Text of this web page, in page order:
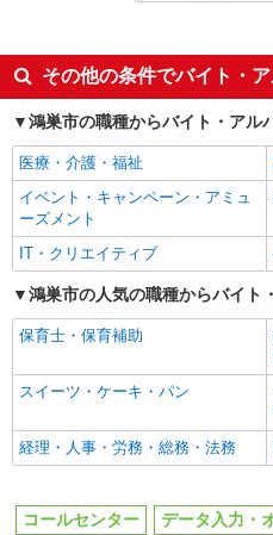
同じ特徴から鴻巣駅の求人を探
履歴書不要
経験者・有資格者歓迎
女性活躍中
フリーター歓迎
ブランクOK
エルダー（50代～）活躍中
フルタイム歓迎
夜
ネイルOK
社
その他の条件でバイト・
鴻巣市の職種からバイト・アル
医療・介護・福祉
イベント・キャンペーン・アミュ
ーズメント
IT・クリエイティブ
鴻巣市の人気の職種からバイト
保育士・保育補助
スイーツ・ケーキ・パン
経理・人事・労務・総務・法務
コールセンター データ入力・